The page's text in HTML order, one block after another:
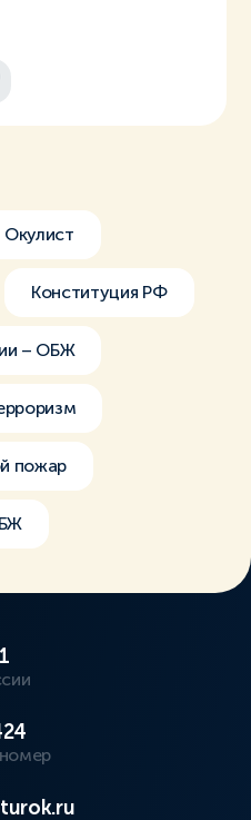
Окулист
Конституция РФ
– ОБЖ
пожар